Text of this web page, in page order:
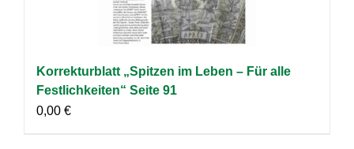
Korrekturblatt „Spitzen im Leben – Für alle
Festlichkeiten“ Seite 91
0,00 €